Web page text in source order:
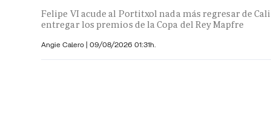
Felipe VI acude al Portitxol nada más regresar de
entregar los premios de la Copa del Rey Mapfre
Angie Calero | 09/08/2026 01:31h.